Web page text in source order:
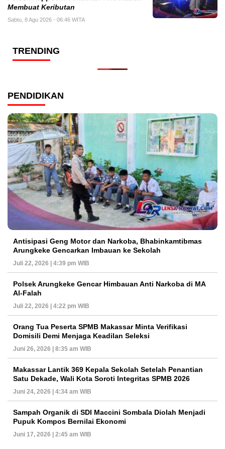
Membuat Keributan
Sabtu, 8 Agu 2026 - 06:46 WITA
TRENDING
PENDIDIKAN
Antisipasi Geng Motor dan Narkoba, Bhabinkamtibmas
Arungkeke Gencarkan Imbauan ke Sekolah
Juli 22, 2026 | 4:39 pm WIB
Polsek Arungkeke Gencar Himbauan Anti Narkoba di MA
Al-Falah
Juli 22, 2026 | 4:22 pm WIB
Orang Tua Peserta SPMB Makassar Minta Verifikasi
Domisili Demi Menjaga Keadilan Seleksi
Juni 26, 2026 | 8:35 am WIB
Makassar Lantik 369 Kepala Sekolah Setelah Penantian
Satu Dekade, Wali Kota Soroti Integritas SPMB 2026
Juni 24, 2026 | 4:34 am WIB
Sampah Organik di SDI Maccini Sombala Diolah Menjadi
Pupuk Kompos Bernilai Ekonomi
Juni 17, 2026 | 2:45 am WIB